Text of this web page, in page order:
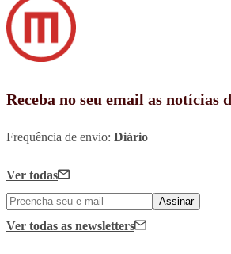
Receba no seu email as notícias
Frequência de envio: Diário
Ver todas
Assinar
Ver todas as newsletters